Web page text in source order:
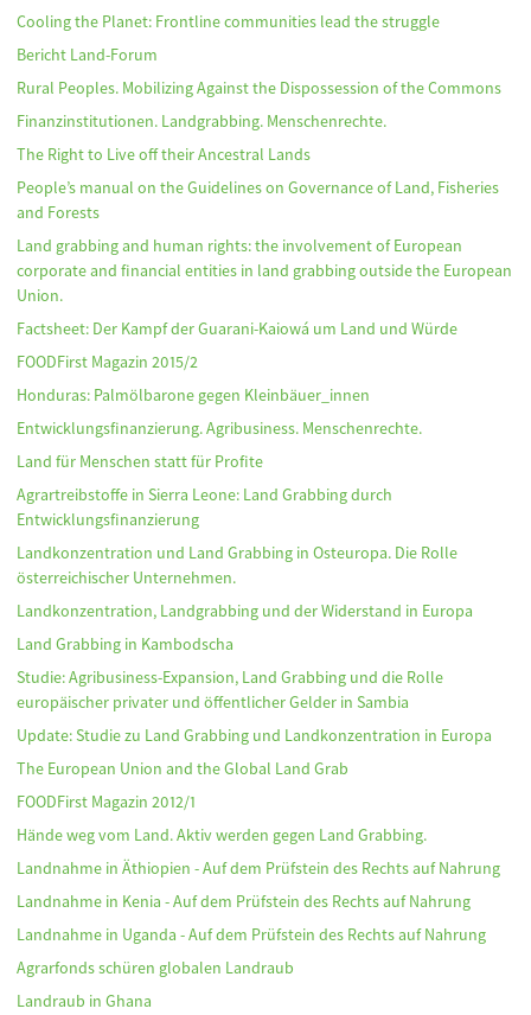
Cooling the Planet: Frontline communities lead the struggle
Bericht Land-Forum
Rural Peoples. Mobilizing Against the Dispossession of the Commons
Finanzinstitutionen. Landgrabbing. Menschenrechte.
The Right to Live off their Ancestral Lands
People’s manual on the Guidelines on Governance of Land, Fisheries
and Forests
Land grabbing and human rights: the involvement of European
corporate and financial entities in land grabbing outside the European
Union.
Factsheet: Der Kampf der Guarani-Kaiowá um Land und Würde
FOODFirst Magazin 2015/2
Honduras: Palmölbarone gegen Kleinbäuer_innen
Entwicklungsfinanzierung. Agribusiness. Menschenrechte.
Land für Menschen statt für Profite
Agrartreibstoffe in Sierra Leone: Land Grabbing durch
Entwicklungsfinanzierung
Landkonzentration und Land Grabbing in Osteuropa. Die Rolle
österreichischer Unternehmen.
Landkonzentration, Landgrabbing und der Widerstand in Europa
Land Grabbing in Kambodscha
Studie: Agribusiness-Expansion, Land Grabbing und die Rolle
europäischer privater und öffentlicher Gelder in Sambia
Update: Studie zu Land Grabbing und Landkonzentration in Europa
The European Union and the Global Land Grab
FOODFirst Magazin 2012/1
Hände weg vom Land. Aktiv werden gegen Land Grabbing.
Landnahme in Äthiopien - Auf dem Prüfstein des Rechts auf Nahrung
Landnahme in Kenia - Auf dem Prüfstein des Rechts auf Nahrung
Landnahme in Uganda - Auf dem Prüfstein des Rechts auf Nahrung
Agrarfonds schüren globalen Landraub
Landraub in Ghana